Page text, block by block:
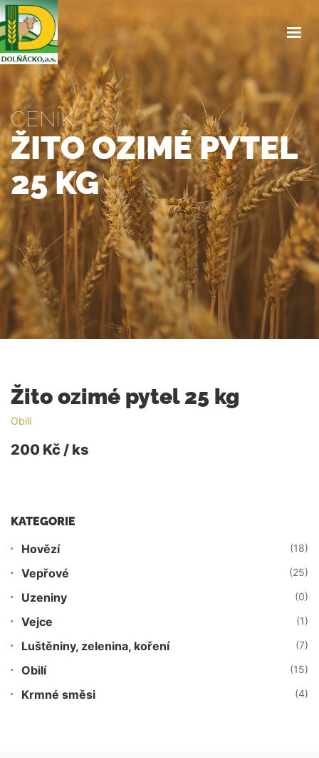
ÚVOD
O NÁS
SLUŽBY
PRODEJNA
CENÍK
NAŠE HOVĚZÍ
OBJEDNÁVKA OBĚDŮ
OSTATNÍ
KONTAKTY
CENÍK
ŽITO OZIMÉ PYTEL
25 KG
Žito ozimé pytel 25 kg
Obilí
200 Kč / ks
KATEGORIE
Hovězí (18)
Vepřové (25)
Uzeniny (0)
Vejce (1)
Luštěniny, zelenina, koření (7)
Obilí (15)
Krmné směsi (4)